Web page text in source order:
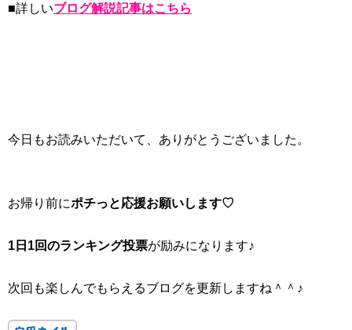
■詳しいブログ解説記事はこちら
今日もお読みいただいて、ありがとうございました。
お帰り前にポチっと応援お願いします♡
1日1回のランキング投票が励みになります♪
次回も楽しんでもらえるブログを更新しますね＾＾♪